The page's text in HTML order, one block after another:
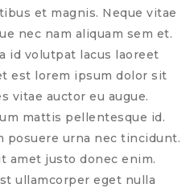
et magnis. Neque vitae
nec nam aliquam sem et.
id volutpat lacus laoreet
est lorem ipsum dolor sit
vitae auctor eu augue.
mattis pellentesque id.
posuere urna nec tincidunt.
amet justo donec enim.
ullamcorper eget nulla